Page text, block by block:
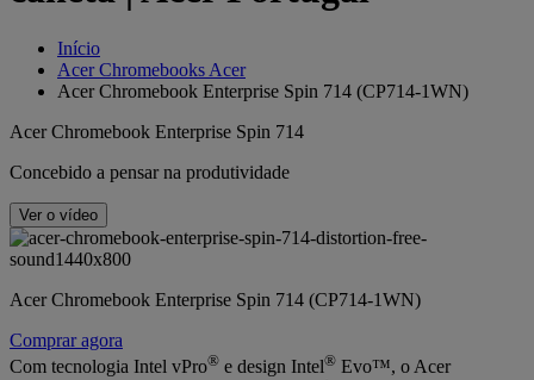
Início
Acer Chromebooks Acer
Acer Chromebook Enterprise Spin 714 (CP714-1WN)
Acer Chromebook Enterprise Spin 714
Concebido a pensar na produtividade
Ver o vídeo
Acer Chromebook Enterprise Spin 714 (CP714-1WN)
Comprar agora
Com tecnologia Intel vPro® e design Intel® Evo™, o Acer